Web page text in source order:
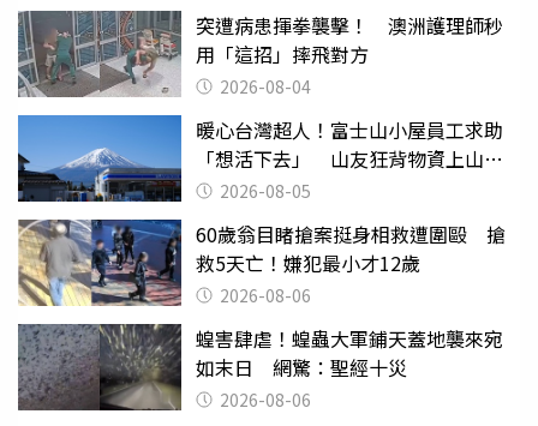
突遭病患揮拳襲擊！ 澳洲護理師秒
用「這招」摔飛對方
2026-08-04
暖心台灣超人！富士山小屋員工求助
「想活下去」 山友狂背物資上山：
台灣真的是寶島
2026-08-05
60歲翁目睹搶案挺身相救遭圍毆 搶
救5天亡！嫌犯最小才12歲
2026-08-06
蝗害肆虐！蝗蟲大軍鋪天蓋地襲來宛
如末日 網驚：聖經十災
2026-08-06